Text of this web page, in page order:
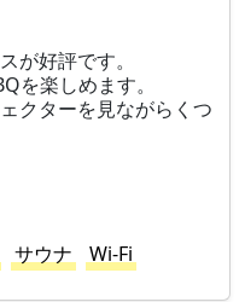
が好評です。
を楽しめます。
クターを見ながらくつ
サウナ
Wi-Fi